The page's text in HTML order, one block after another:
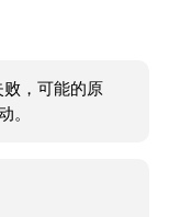
，可能的原
。